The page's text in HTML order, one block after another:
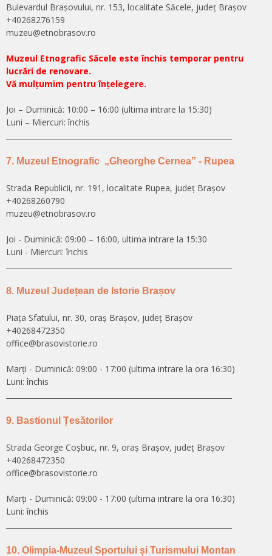
Bulevardul Brașovului, nr. 153, localitate Săcele, județ Brașov
+40268276159
muzeu@etnobrasov.ro
Muzeul Etnografic Săcele este închis temporar pentru
lucrări de renovare.
Vă mulțumim pentru înțelegere.
Joi – Duminică: 10:00 – 16:00 (ultima intrare la 15:30)
Luni – Miercuri: închis
7. Muzeul Etnografic „Gheorghe Cernea” - Rupea
Strada Republicii, nr. 191, localitate Rupea, județ Brașov
+40268260790
muzeu@etnobrasov.ro
Joi - Duminică: 09:00 – 16:00, ultima intrare la 15:30
Luni - Miercuri: închis
8. Muzeul Județean de Istorie Brașov
Piața Sfatului, nr. 30, oraș Brașov, județ Brașov
+40268472350
office@brasovistorie.ro
Marți - Duminică: 09:00 - 17:00 (ultima intrare la ora 16:30)
Luni: închis
9. Bastionul Țesătorilor
Strada George Coșbuc, nr. 9, oraș Brașov, județ Brașov
+40268472350
office@brasovistorie.ro
Marți - Duminică: 09:00 - 17:00 (ultima intrare la ora 16:30)
Luni: închis
10. Olimpia-Muzeul Sportului și Turismului Montan